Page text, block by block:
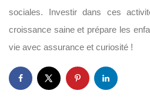
sociales. Investir dans ces
croissance saine et prépare les
vie avec assurance et curiosité !